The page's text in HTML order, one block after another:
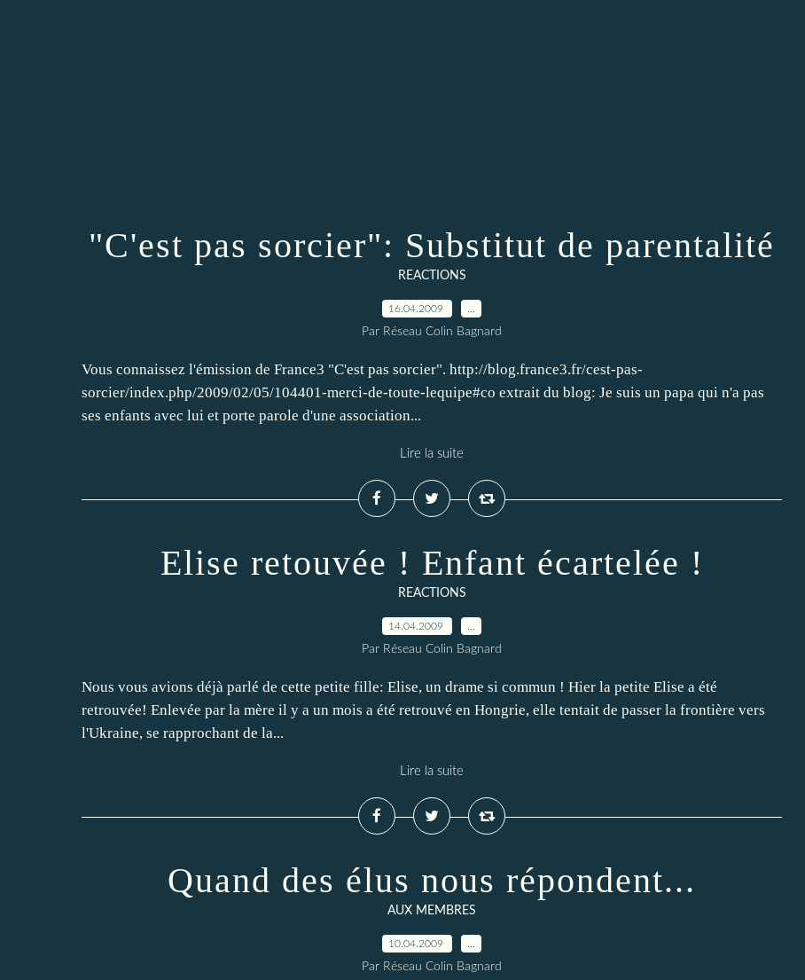
"C'est pas sorcier": Substitut de parentalité
REACTIONS
16.04.2009
Par Réseau Colin Bagnard
Vous connaissez l'émission de France3 "C'est pas sorcier". http://blog.france3.fr/cest-pas-
sorcier/index.php/2009/02/05/104401-merci-de-toute-lequipe#co extrait du blog: Je suis un papa qui n'a pas
ses enfants avec lui et porte parole d'une association...
Lire la suite
Elise retouvée ! Enfant écartelée !
REACTIONS
14.04.2009
Par Réseau Colin Bagnard
Nous vous avions déjà parlé de cette petite fille: Elise, un drame si commun ! Hier la petite Elise a été
retrouvée! Enlevée par la mère il y a un mois a été retrouvé en Hongrie, elle tentait de passer la frontière vers
l'Ukraine, se rapprochant de la...
Lire la suite
Quand des élus nous répondent...
AUX MEMBRES
10.04.2009
Par Réseau Colin Bagnard